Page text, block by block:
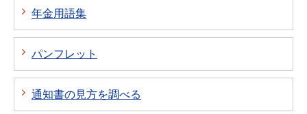
年金用語集
パンフレット
通知書の見方を調べる